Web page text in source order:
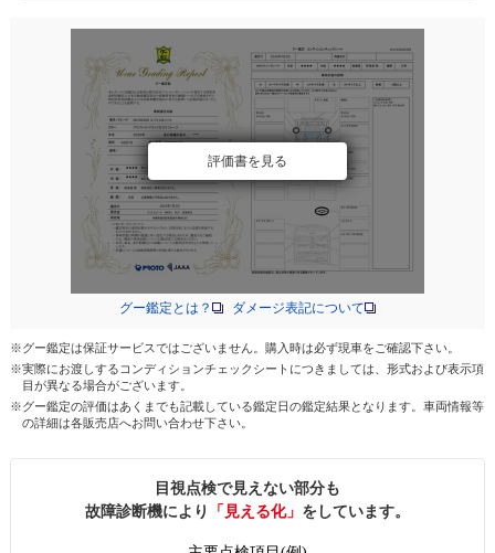
評価書を見る
グー鑑定とは？ ダメージ表記について
※グー鑑定は保証サービスではございません。購入時は必ず現車をご確認下さい。
※実際にお渡しするコンディションチェックシートにつきましては、形式および表示項
目が異なる場合がございます。
※グー鑑定の評価はあくまでも記載している鑑定日の鑑定結果となります。車両情報等
の詳細は各販売店へお問い合わせ下さい。
目視点検で見えない部分も
故障診断機により
「見える化」 をしています。